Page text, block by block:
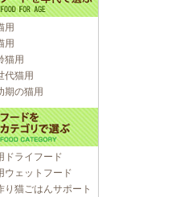
用
用
猫用
代猫用
期の猫用
ドライフード
ウェットフード
り猫ごはんサポート